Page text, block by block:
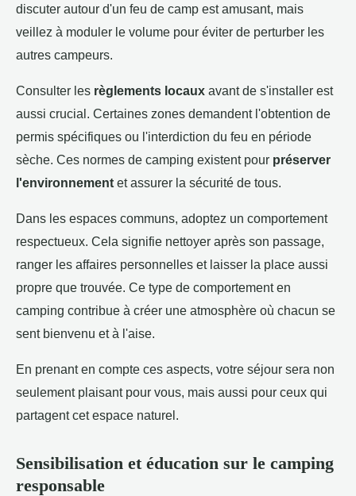
discuter autour d'un feu de camp est amusant, mais
veillez à moduler le volume pour éviter de perturber les
autres campeurs.
Consulter les règlements locaux avant de s'installer est
aussi crucial. Certaines zones demandent l'obtention de
permis spécifiques ou l'interdiction du feu en période
sèche. Ces normes de camping existent pour préserver
l'environnement et assurer la sécurité de tous.
Dans les espaces communs, adoptez un comportement
respectueux. Cela signifie nettoyer après son passage,
ranger les affaires personnelles et laisser la place aussi
propre que trouvée. Ce type de comportement en
camping contribue à créer une atmosphère où chacun se
sent bienvenu et à l'aise.
En prenant en compte ces aspects, votre séjour sera non
seulement plaisant pour vous, mais aussi pour ceux qui
partagent cet espace naturel.
Sensibilisation et éducation sur le camping
responsable